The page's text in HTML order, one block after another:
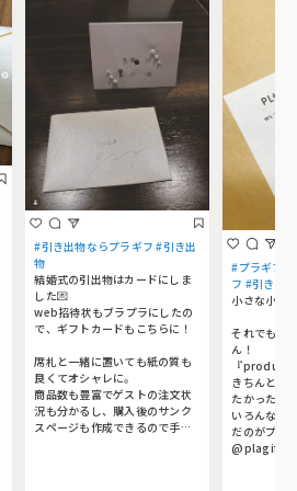
#引き出物ならプラギフ #引き出
物
結婚式の引出物はカードにしま
した💌
web招待状もブラプラにしたの
で、ギフトカードもこちらに！
席札と一緒に置いても紙の質も
良くてオシャレに。
商品数も豊富でゲストの注文状
況も分かるし、購入後のサンク
スページも作成できるので手作
#プラギフ #
フ #引き出
小さな小さ
それでもこ
ん！
『produce
きちんと思
たかったの
いろんなサ
だのがプラ